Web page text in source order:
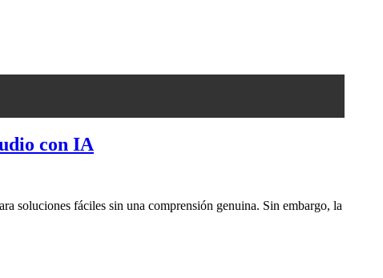
con IA
soluciones fáciles sin una comprensión genuina. Sin embargo, la